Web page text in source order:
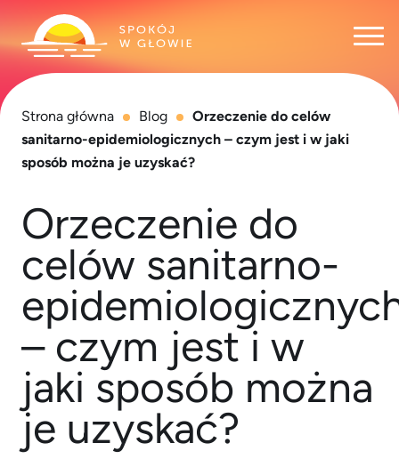
Strona główna Blog
Orzeczenie do celów
sanitarno-epidemiologicznych – czym jest i w jaki
sposób można je uzyskać?
Orzeczenie do
celów sanitarno-
– czym jest i w
jaki sposób można
je uzyskać?